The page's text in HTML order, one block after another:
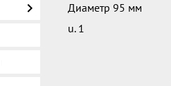
Диаметр 95 мм
u. 1